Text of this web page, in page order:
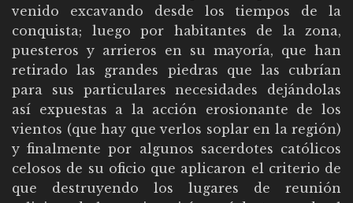
venido excavando desde los tiempos de la
conquista; luego por habitantes de la zona,
puesteros y arrieros en su mayoría, que han
retirado las grandes piedras que las cubrían
para sus particulares necesidades dejándolas
así expuestas a la acción erosionante de los
vientos (que hay que verlos soplar en la región)
y finalmente por algunos sacerdotes católicos
celosos de su oficio que aplicaron el criterio de
que destruyendo los lugares de reunión